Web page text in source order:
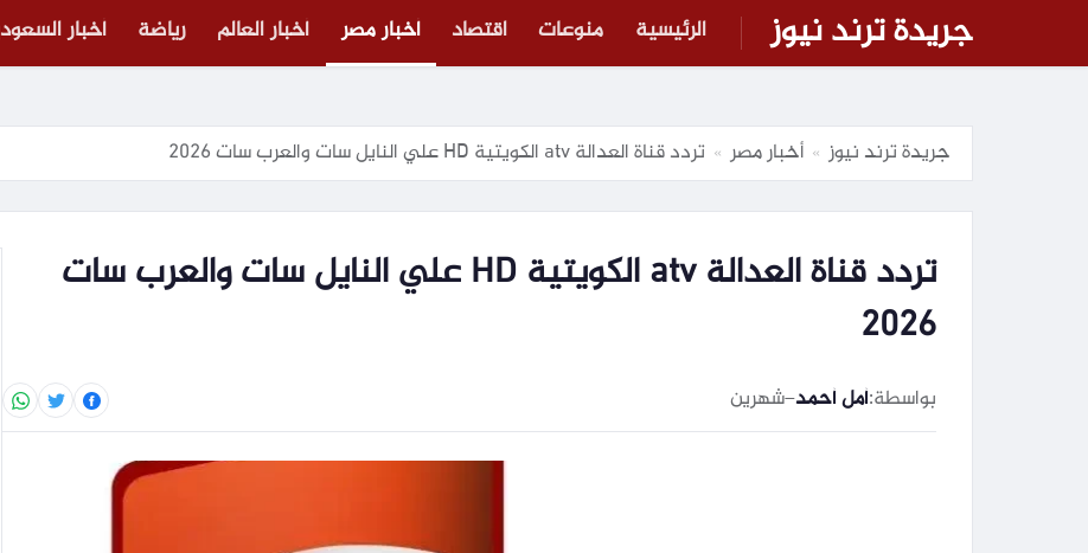
جريدة ترند نيوز الرئيسية منوعات اقتصاد أخبار مصر أخبار العالم رياضة أخبار
جريدة ترند نيوز » أخبار مصر » تردد قناة العدالة atv الكويتية HD علي النايل سات والعرب سات 2026
تردد قناة العدالة atv الكويتية HD علي النايل سات والعرب سات
2026
بواسطة:أمل أحمد–شهرين